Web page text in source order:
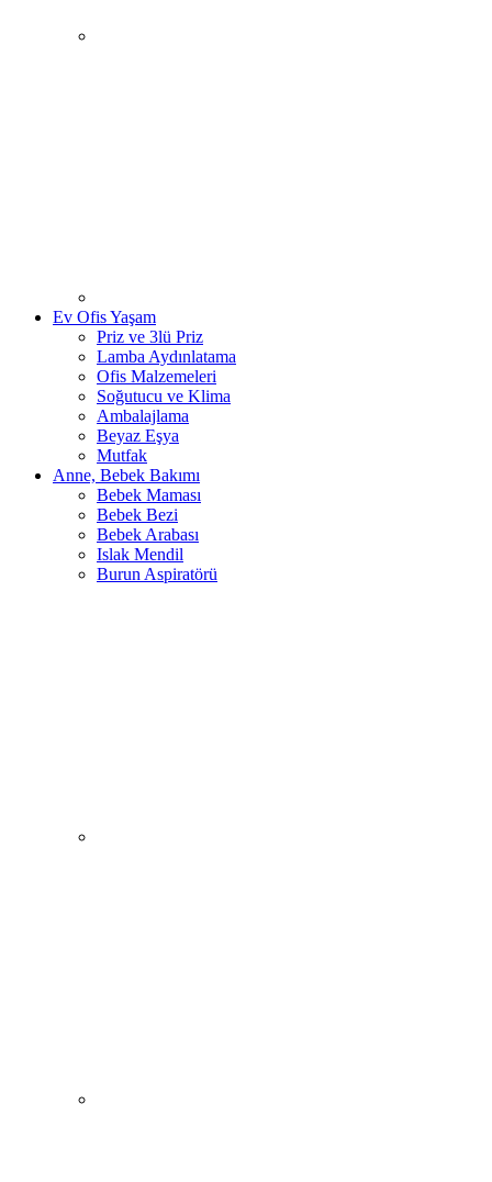
Ev Ofis Yaşam
Priz ve 3lü Priz
Lamba Aydınlatama
Ofis Malzemeleri
Soğutucu ve Klima
Ambalajlama
Beyaz Eşya
Mutfak
Anne, Bebek Bakımı
Bebek Maması
Bebek Bezi
Bebek Arabası
Islak Mendil
Burun Aspiratörü